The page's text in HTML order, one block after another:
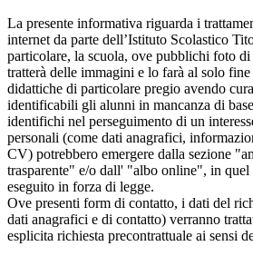
La presente informativa riguarda i
internet da parte dell’Istituto Scolastico
particolare, la scuola, ove pubblichi foto
tratterà delle immagini e lo farà al solo
didattiche di particolare pregio avendo
identificabili gli alunni in mancanza di
identifichi nel perseguimento di un
personali (come dati anagrafici,
CV) potrebbero emergere dalla sezione
trasparente" e/o dall' "albo online", in quel
eseguito in forza di legge.
Ove presenti form di contatto, i dati del
dati anagrafici e di contatto) verranno
esplicita richiesta precontrattuale ai sensi